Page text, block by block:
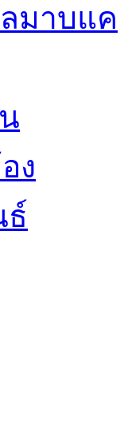
มาบแค
ง